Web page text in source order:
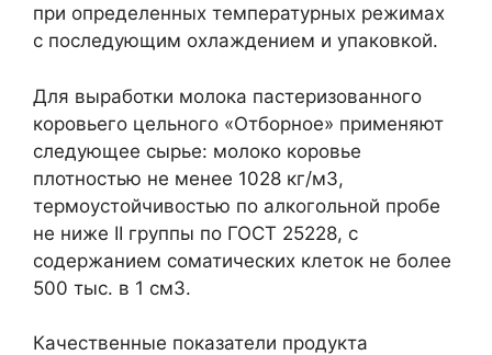
при определенных температурных режимах
с последующим охлаждением и упаковкой.
Для выработки молока пастеризованного
коровьего цельного «Отборное» применяют
следующее сырье: молоко коровье
плотностью не менее 1028 кг/м3,
термоустойчивостью по алкогольной пробе
не ниже II группы по ГОСТ 25228, с
содержанием соматических клеток не более
500 тыс. в 1 см3.
Качественные показатели продукта